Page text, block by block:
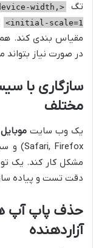
تگ
width,
initial-scale=1>
مقیاس بندی کند.
در صورت نیاز بتواند
سازگاری با
مختلف
یک وب سایت
مشکل کار کند. یک
دقت تست و پیاده
حذف پاپ آپ
آزاردهنده